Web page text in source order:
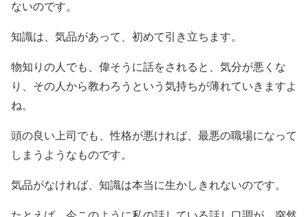
ないのです。
知識は、気品があって、初めて引き立ちます。
物知りの人でも、偉そうに話をされると、気分が悪くな
り、その人から教わろうという気持ちが薄れていきますよ
ね。
頭の良い上司でも、性格が悪ければ、最悪の職場になって
しまうようなものです。
気品がなければ、知識は本当に生かしきれないのです。